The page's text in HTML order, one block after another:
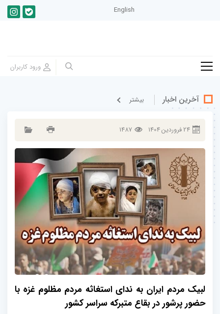
English
آخرین اخبار بيشتر
24فروردين1404
1487
لبیک مردم ایران به ندای استغاثه مردم مظلوم غزه با
حضور پرشور در بقاع متبرکه سراسر کشور